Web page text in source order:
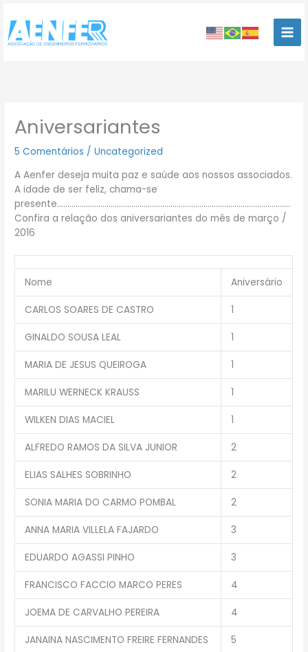
para
conteúdo
Aniversariantes
5 Comentários /Uncategorized
A Aenfer deseja muita paz e saúde aos nossos associados.
A idade de ser feliz, chama-se
presente…………………………………………………………………………………………………..
Confira a relação dos aniversariantes do mês de março /
2016
Nome Aniversário
CARLOS SOARES DE CASTRO 1
GINALDO SOUSA LEAL 1
MARIA DE JESUS QUEIROGA 1
MARILU WERNECK KRAUSS 1
WILKEN DIAS MACIEL 1
ALFREDO RAMOS DA SILVA JUNIOR 2
ELIAS SALHES SOBRINHO 2
SONIA MARIA DO CARMO POMBAL 2
ANNA MARIA VILLELA FAJARDO 3
EDUARDO AGASSI PINHO 3
FRANCISCO FACCIO MARCO PERES 4
JOEMA DE CARVALHO PEREIRA 4
JANAINA NASCIMENTO FREIRE FERNANDES 5